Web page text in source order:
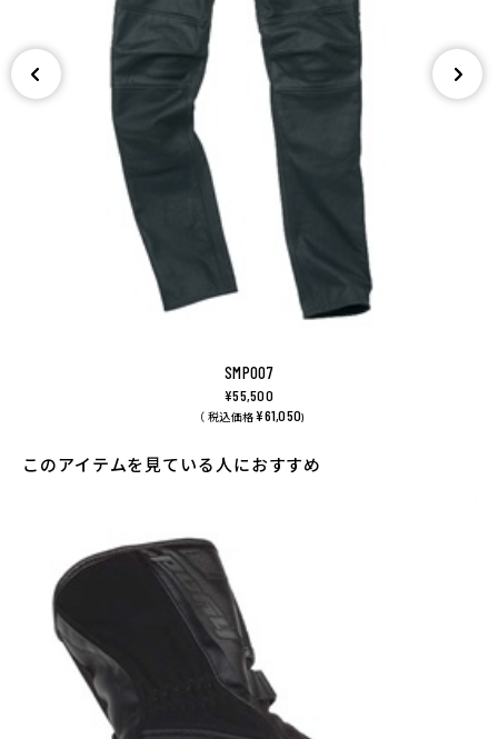
SMP007
¥55,500
（ 税込価格¥61,050)
このアイテムを見ている人におすすめ